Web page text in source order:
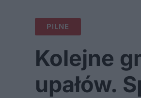
PILNE
Kolejne
upałów.